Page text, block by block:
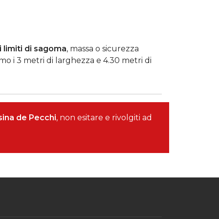
di sagoma, massa o sicurezza
i 3 metri di larghezza e 4.30 metri di
de Pecchi, non esitare e rivolgiti ad